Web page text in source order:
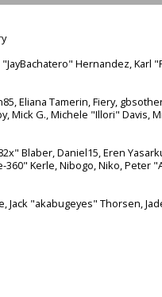
Hernandez,
Eliana Tamerin, Fiery,
Mick G., Michele "Illori" Davis,
Blaber, Daniel15, Eren
Kerle, Nibogo, Niko,
"akabugeyes" Thorsen,